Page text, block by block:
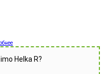
Helka R?